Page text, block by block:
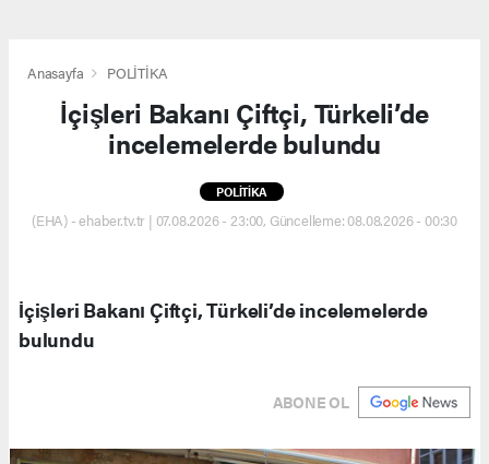
Anasayfa POLİTİKA
İçişleri Bakanı Çiftçi, Türkeli’de
incelemelerde bulundu
POLİTİKA
(EHA) - ehaber.tv.tr | 07.08.2026 - 23:00, Güncelleme: 08.08.2026 - 00:30
İçişleri Bakanı Çiftçi, Türkeli’de incelemelerde
bulundu
ABONE OL